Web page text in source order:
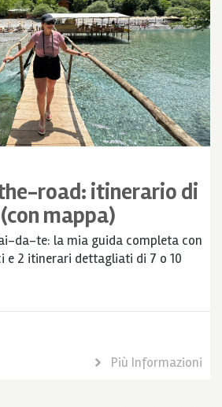
road: itinerario di
mappa)
da-te: la mia guida completa con
2 itinerari dettagliati di 7 o 10
Più Informazioni